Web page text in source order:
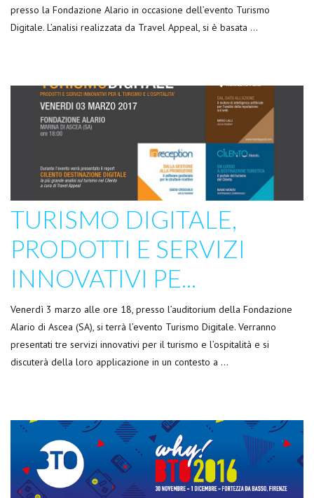
presso la Fondazione Alario in occasione dell’evento Turismo
Digitale. L’analisi realizzata da Travel Appeal, si è basata …
TURISMO DIGITALE,
PRODOTTI E SERVIZI
INNOVATIVI PE...
Venerdì 3 marzo alle ore 18, presso l’auditorium della Fondazione
Alario di Ascea (SA), si terrà l’evento Turismo Digitale. Verranno
presentati tre servizi innovativi per il turismo e l’ospitalità e si
discuterà della loro applicazione in un contesto a …